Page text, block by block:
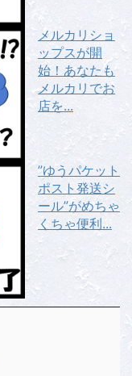
メルカリショ
ップスが開
始！あなたも
メルカリでお
店を...
”ゆうパケット
ポスト発送シ
ール”がめちゃ
くちゃ便利...